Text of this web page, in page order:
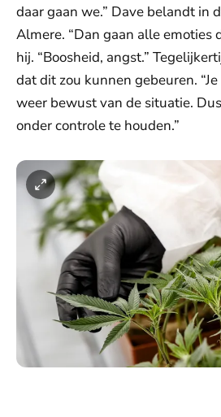
daar gaan we.” Dave belandt in
Almere. “Dan gaan alle emoties
hij. “Boosheid, angst.”
dat dit zou kunnen gebeuren.
weer bewust van de situatie.
onder controle te houden.”